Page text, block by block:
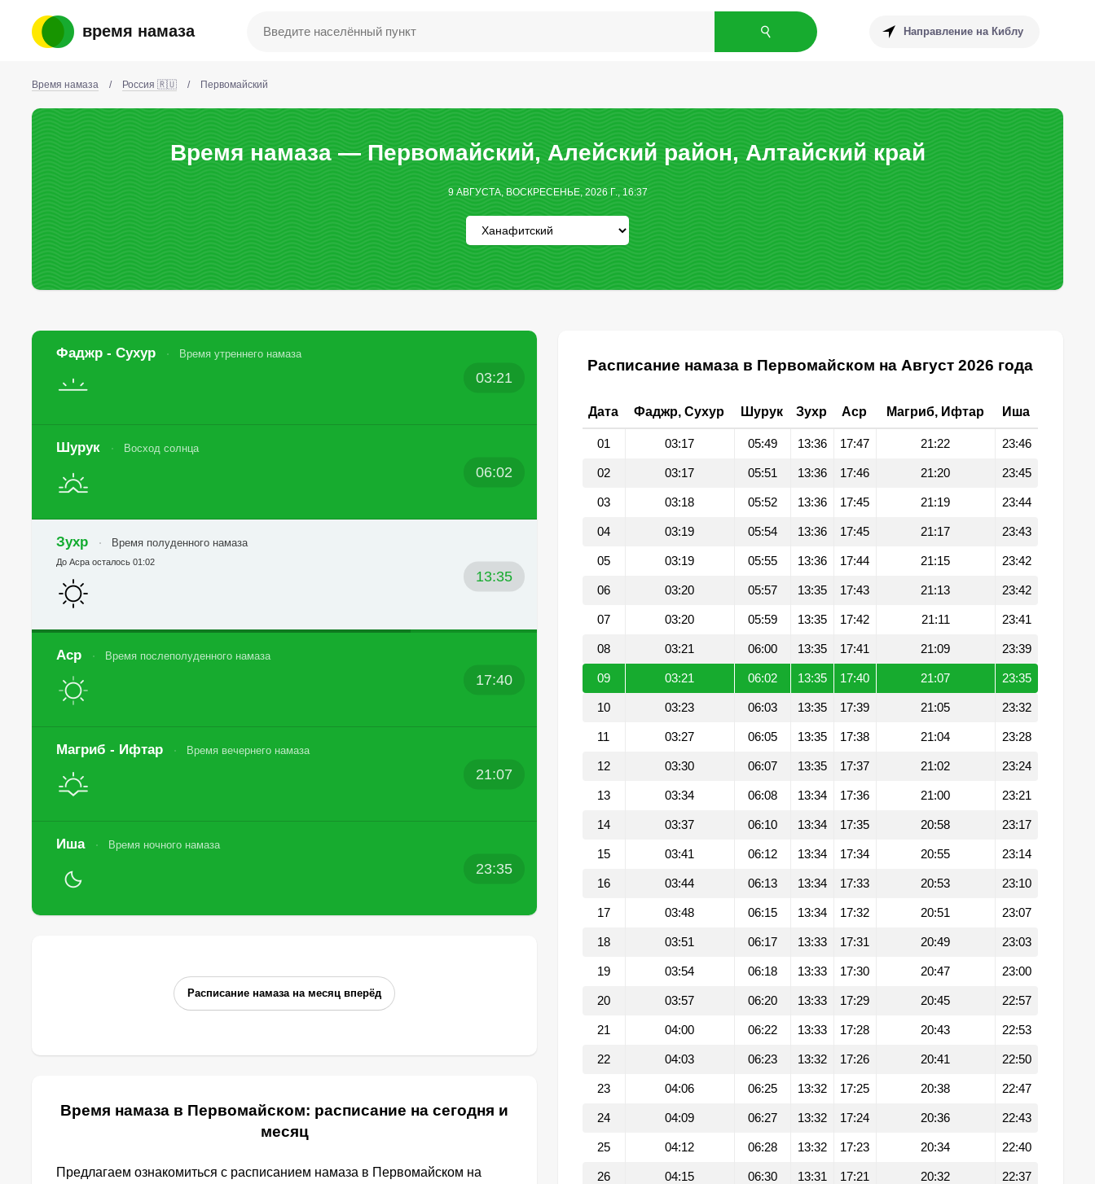
время намаза Направление на Киблу
Время намаза / Россия 🇷🇺 / Первомайский
Время намаза — Первомайский, Алейский район, Алтайский край
9 АВГУСТА, ВОСКРЕСЕНЬЕ, 2026 Г., 16:37
Фаджр - Сухур Время утреннего намаза
03:21
Шурук Восход солнца
06:02
Зухр Время полуденного намаза
13:35
До Асра осталось 01:02
Аср Время послеполуденного намаза
17:40
Магриб - Ифтар Время вечернего намаза
21:07
Иша Время ночного намаза
23:35
Расписание намаза на месяц вперёд
Время намаза в Первомайском: расписание на сегодня и
месяц
Предлагаем ознакомиться с расписанием намаза в Первомайском на
Расписание намаза в Первомайском на Август 2026 года
Дата Фаджр, Сухур Шурук Зухр Аср Магриб, Ифтар Иша
01 03:17 05:49 13:36 17:47 21:22 23:46
02 03:17 05:51 13:36 17:46 21:20 23:45
03 03:18 05:52 13:36 17:45 21:19 23:44
04 03:19 05:54 13:36 17:45 21:17 23:43
05 03:19 05:55 13:36 17:44 21:15 23:42
06 03:20 05:57 13:35 17:43 21:13 23:42
07 03:20 05:59 13:35 17:42 21:11 23:41
08 03:21 06:00 13:35 17:41 21:09 23:39
09 03:21 06:02 13:35 17:40 21:07 23:35
10 03:23 06:03 13:35 17:39 21:05 23:32
11 03:27 06:05 13:35 17:38 21:04 23:28
12 03:30 06:07 13:35 17:37 21:02 23:24
13 03:34 06:08 13:34 17:36 21:00 23:21
14 03:37 06:10 13:34 17:35 20:58 23:17
15 03:41 06:12 13:34 17:34 20:55 23:14
16 03:44 06:13 13:34 17:33 20:53 23:10
17 03:48 06:15 13:34 17:32 20:51 23:07
18 03:51 06:17 13:33 17:31 20:49 23:03
19 03:54 06:18 13:33 17:30 20:47 23:00
20 03:57 06:20 13:33 17:29 20:45 22:57
21 04:00 06:22 13:33 17:28 20:43 22:53
22 04:03 06:23 13:32 17:26 20:41 22:50
23 04:06 06:25 13:32 17:25 20:38 22:47
24 04:09 06:27 13:32 17:24 20:36 22:43
25 04:12 06:28 13:32 17:23 20:34 22:40
26 04:15 06:30 13:31 17:21 20:32 22:37